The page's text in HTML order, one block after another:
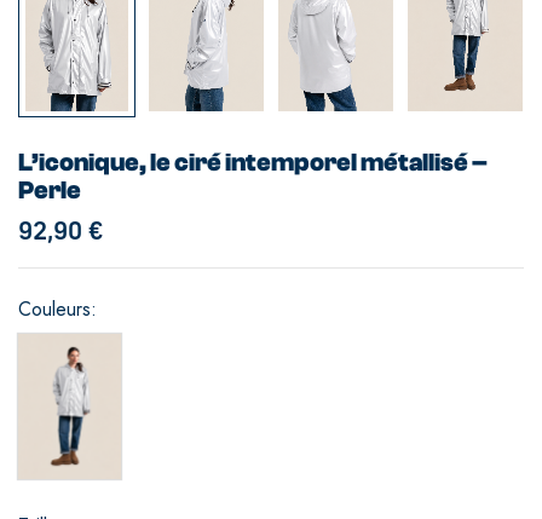
L’iconique, le ciré intemporel métallisé –
Perle
92,90 €
Couleurs